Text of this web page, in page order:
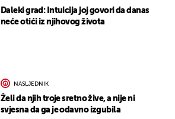
Daleki grad: Intuicija joj govori da danas
neće otići iz njihovog života
NASLJEDNIK
Želi da njih troje sretno žive, a nije ni
svjesna da ga je odavno izgubila